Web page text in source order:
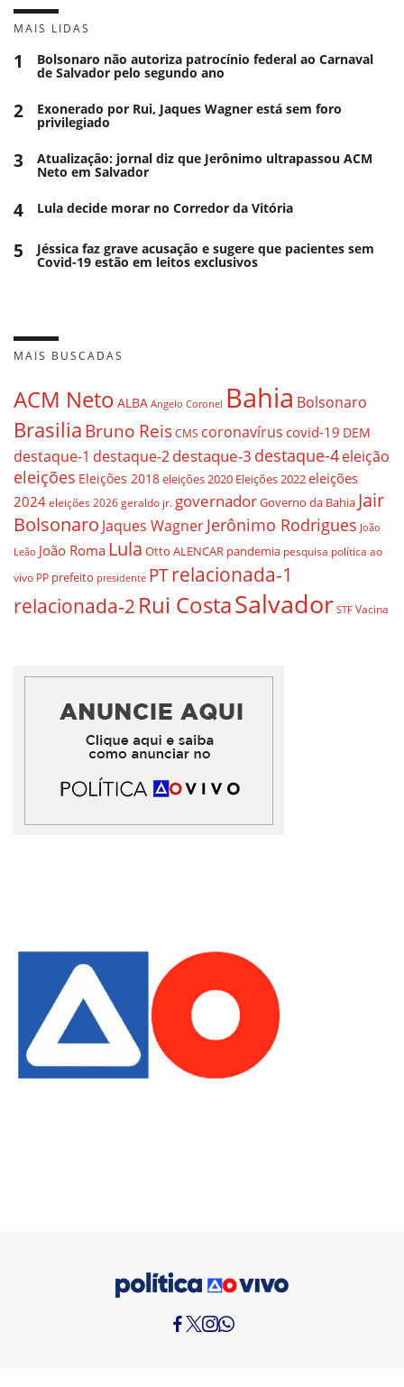
MAIS LIDAS
1 Bolsonaro não autoriza patrocínio federal ao Carnaval
de Salvador pelo segundo ano
2 Exonerado por Rui, Jaques Wagner está sem foro
privilegiado
3 Atualização: jornal diz que Jerônimo ultrapassou ACM
Neto em Salvador
4 Lula decide morar no Corredor da Vitória
5 Jéssica faz grave acusação e sugere que pacientes sem
Covid-19 estão em leitos exclusivos
MAIS BUSCADAS
ACM Neto ALBA Angelo Coronel Bahia Bolsonaro
BrasiliaBruno ReisCMS coronavírus covid-19 DEM
destaque-1 destaque-2destaque-3 destaque-4eleição
eleições Eleições 2018eleições 2020 Eleições 2022eleições
2024 eleições 2026 geraldo jr. governadorGoverno da Bahia Jair
Bolsonaro Jaques WagnerJerônimo Rodrigues João
Leão João Roma Lula Otto ALENCAR pandemia pesquisa política ao
vivo PP prefeito presidente PTrelacionada-1
relacionada-2 Rui CostaSalvador STF Vacina